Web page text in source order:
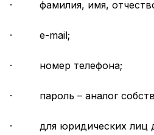
· фамилия, имя,
· e-mail;
· номер телефона;
· пароль – аналог
· для юридических лиц